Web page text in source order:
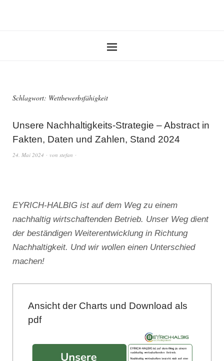
Schlagwort: Wettbewerbsfähigkeit
Unsere Nachhaltigkeits-Strategie – Abstract in
Fakten, Daten und Zahlen, Stand 2024
24. Mai 2024 von stefan
EYRICH-HALBIG ist auf dem Weg zu einem
nachhaltig wirtschaftenden Betrieb. Unser Weg dient
der beständigen Weiterentwicklung in Richtung
Nachhaltigkeit. Und wir wollen einen Unterschied
machen!
Ansicht der Charts und Download als
pdf